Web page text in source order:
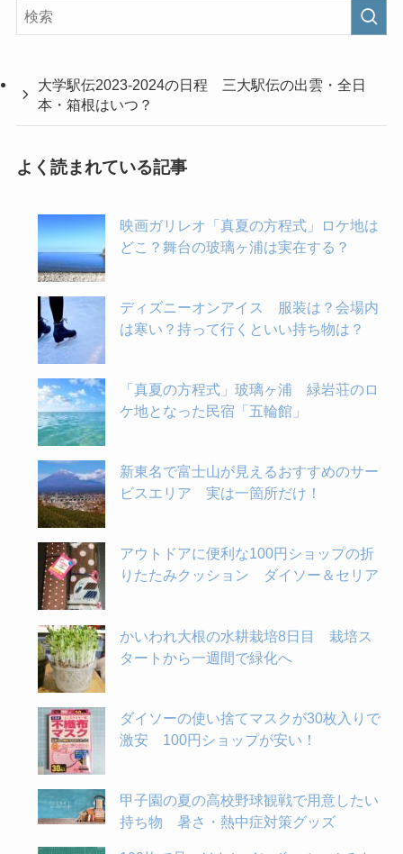
大学駅伝2023-2024の日程 三大駅伝の出雲・全日
本・箱根はいつ？
よく読まれている記事
映画ガリレオ「真夏の方程式」ロケ地は
どこ？舞台の玻璃ヶ浦は実在する？
ディズニーオンアイス 服装は？会場内
は寒い？持って行くといい持ち物は？
「真夏の方程式」玻璃ヶ浦 緑岩荘のロ
ケ地となった民宿「五輪館」
新東名で富士山が見えるおすすめのサー
ビスエリア 実は一箇所だけ！
アウトドアに便利な100円ショップの折
りたたみクッション ダイソー＆セリア
かいわれ大根の水耕栽培8日目 栽培ス
タートから一週間で緑化へ
ダイソーの使い捨てマスクが30枚入りで
激安 100円ショップが安い！
甲子園の夏の高校野球観戦で用意したい
持ち物 暑さ・熱中症対策グッズ